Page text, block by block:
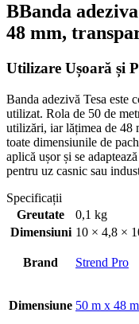
BBanda
48 mm,
Utilizare Ușoară și
Banda adezivă Tesa este
utilizat. Rola de 50 de
utilizări, iar lățimea de 48
toate dimensiunile de
aplică ușor și se
pentru uz casnic sau
Specificații
Greutate
0,1 kg
Dimensiuni 10 × 4,8 ×
Brand Strend Pro
Dimensiune 50 m x 48